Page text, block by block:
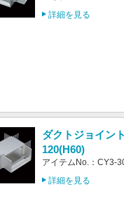
詳細を見る
ダクトジョイン
120(H60)
アイテムNo.：CY3-
詳細を見る